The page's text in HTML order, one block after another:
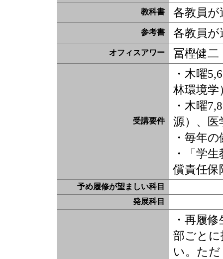
教科書 各教員が
参考書 各教員が
オフィスアワー 冨樫健二
受講要件
・木曜
林環境学
・木曜
源）、医
・毎年
・「学
償責任
予め履修が望ましい科目
発展科目
・再履
部ごと
い。た